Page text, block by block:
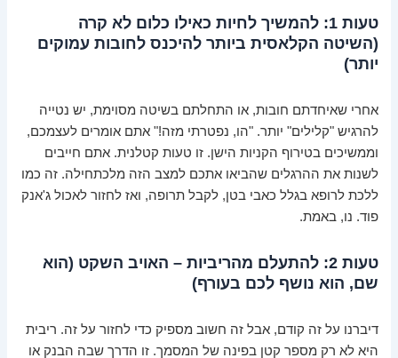
טעות 1: להמשיך לחיות כאילו כלום לא קרה
(השיטה הקלאסית ביותר להיכנס לחובות עמוקים
יותר)
אחרי שאיחדתם חובות, או התחלתם בשיטה מסוימת, יש נטייה
להרגיש "קלילים" יותר. "הו, נפטרתי מזה!" אתם אומרים לעצמכם,
וממשיכים בטירוף הקניות הישן. זו טעות קטלנית. אתם חייבים
לשנות את ההרגלים שהביאו אתכם למצב הזה מלכתחילה. זה כמו
ללכת לרופא בגלל כאבי בטן, לקבל תרופה, ואז לחזור לאכול ג'אנק
פוד. נו, באמת.
טעות 2: להתעלם מהריביות – האויב השקט (הוא
שם, הוא נושף לכם בעורף)
דיברנו על זה קודם, אבל זה חשוב מספיק כדי לחזור על זה. ריבית
היא לא רק מספר קטן בפינה של המסמך. זו הדרך שבה הבנק או